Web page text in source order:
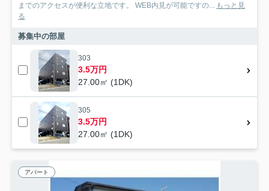
までのアクセスが便利な立地です。 WEB内見が可能ですの...
もっと見
る
募集中の部屋
303
3.5万円
27.00㎡ (1DK)
305
3.5万円
27.00㎡ (1DK)
アパート